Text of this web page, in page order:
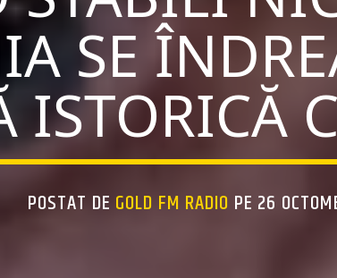
SE
ISTORICĂ
POSTAT DE GOLD FM RADIO PE 26